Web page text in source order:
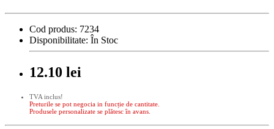
Cod produs: 7234
Disponibilitate: În Stoc
12.10 lei
TVA inclus!
Preturile se pot negocia in funcție de cantitate.
Produsele personalizate se plătesc în avans.